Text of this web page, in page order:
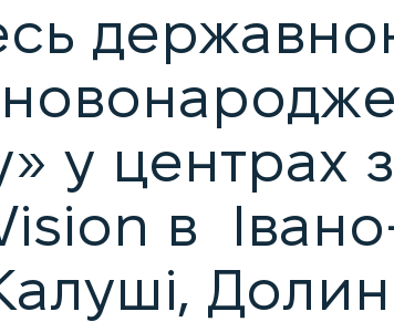
у центрах
в